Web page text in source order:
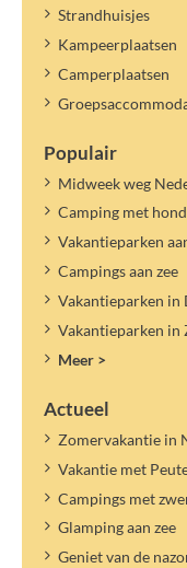
Strandhuisjes
Kampeerplaatsen
Camperplaatsen
Populair
Midweek weg
Camping met hond
Vakantieparken
Campings aan zee
Vakantieparken in
Vakantieparken in
Meer >
Actueel
Zomervakantie in
Vakantie met
Campings met
Glamping aan zee
Geniet van de